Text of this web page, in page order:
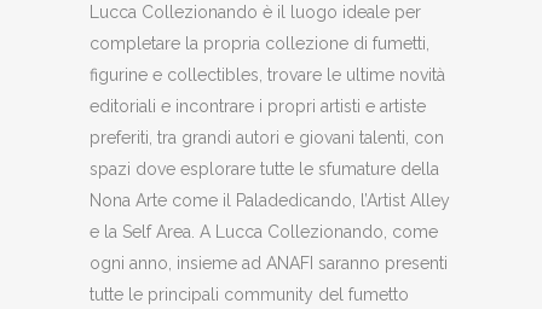
Lucca Collezionando è il luogo ideale per
completare la propria collezione di fumetti,
figurine e collectibles, trovare le ultime novità
editoriali e incontrare i propri artisti e artiste
preferiti, tra grandi autori e giovani talenti, con
spazi dove esplorare tutte le sfumature della
Nona Arte come il Paladedicando, l’Artist Alley
e la Self Area. A Lucca Collezionando, come
ogni anno, insieme ad ANAFI saranno presenti
tutte le principali community del fumetto